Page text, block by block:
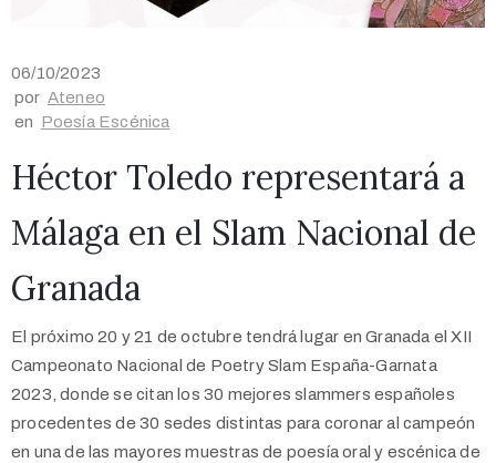
06/10/2023
por Ateneo
en Poesía Escénica
Héctor Toledo representará a
Málaga en el Slam Nacional de
Granada
El próximo 20 y 21 de octubre tendrá lugar en Granada el XII
Campeonato Nacional de Poetry Slam España-Garnata
2023, donde se citan los 30 mejores slammers españoles
procedentes de 30 sedes distintas para coronar al campeón
en una de las mayores muestras de poesía oral y escénica de